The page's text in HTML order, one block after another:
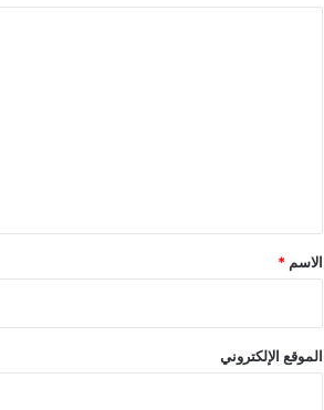
*
الاسم *
الموقع الإلكتروني